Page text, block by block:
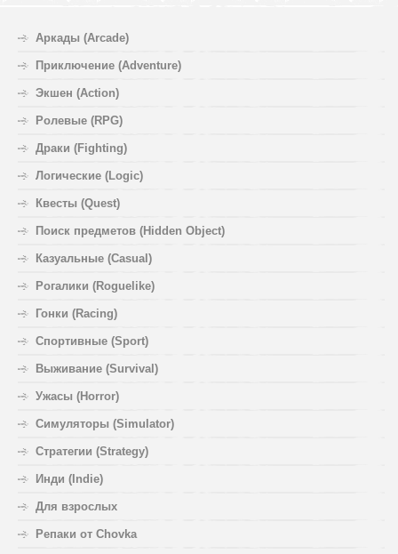
Аркады (Arcade)
Приключение (Adventure)
Экшен (Action)
Ролевые (RPG)
Драки (Fighting)
Логические (Logic)
Квесты (Quest)
Поиск предметов (Hidden Object)
Казуальные (Casual)
Рогалики (Roguelike)
Гонки (Racing)
Спортивные (Sport)
Выживание (Survival)
Ужасы (Horror)
Симуляторы (Simulator)
Стратегии (Strategy)
Инди (Indie)
Для взрослых
Репаки от Chovka